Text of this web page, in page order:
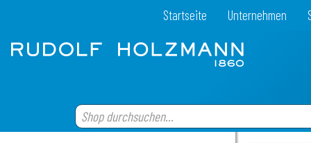
Startseite Unternehmen